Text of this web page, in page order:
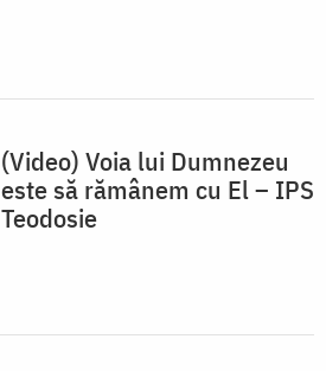
(Video) Voia lui Dumnezeu
este să rămânem cu El – IPS
Teodosie